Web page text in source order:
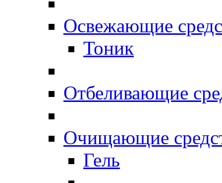
Освежающие
Тоник
Отбеливающие
Очищающие
Гель